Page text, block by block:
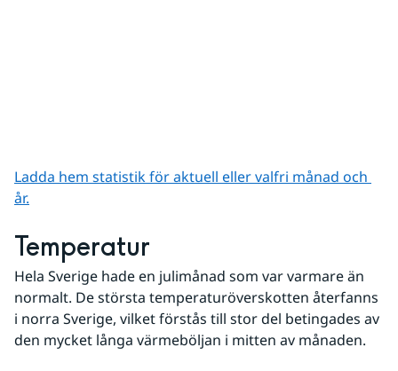
Ladda hem statistik för aktuell eller valfri månad och
år.
Temperatur
Hela Sverige hade en julimånad som var varmare än
normalt. De största temperaturöverskotten återfanns
i norra Sverige, vilket förstås till stor del betingades av
den mycket långa värmeböljan i mitten av månaden.